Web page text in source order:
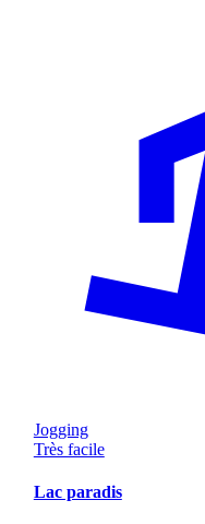
Jogging
Très facile
Lac paradis